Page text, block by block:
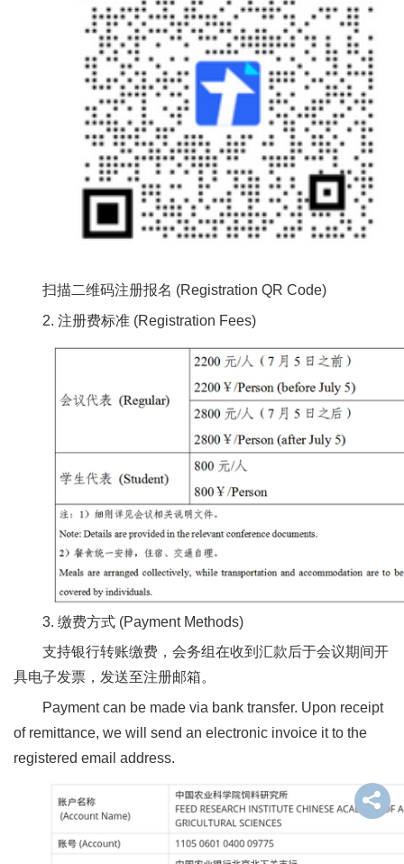
扫描二维码注册报名 (Registration QR Code)
2. 注册费标准 (Registration Fees)
3. 缴费方式 (Payment Methods)
支持银行转账缴费，会务组在收到汇款后于会议期间开
具电子发票，发送至注册邮箱。
Payment can be made via bank transfer. Upon receipt
of remittance, we will send an electronic invoice it to the
registered email address.